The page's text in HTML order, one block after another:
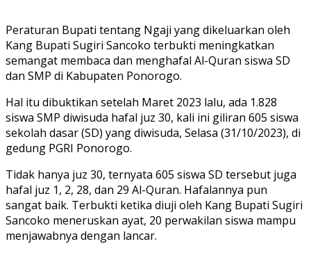
Peraturan Bupati tentang Ngaji yang dikeluarkan oleh
Kang Bupati Sugiri Sancoko terbukti meningkatkan
semangat membaca dan menghafal Al-Quran siswa SD
dan SMP di Kabupaten Ponorogo.
Hal itu dibuktikan setelah Maret 2023 lalu, ada 1.828
siswa SMP diwisuda hafal juz 30, kali ini giliran 605 siswa
sekolah dasar (SD) yang diwisuda, Selasa (31/10/2023), di
gedung PGRI Ponorogo.
Tidak hanya juz 30, ternyata 605 siswa SD tersebut juga
hafal juz 1, 2, 28, dan 29 Al-Quran. Hafalannya pun
sangat baik. Terbukti ketika diuji oleh Kang Bupati Sugiri
Sancoko meneruskan ayat, 20 perwakilan siswa mampu
menjawabnya dengan lancar.